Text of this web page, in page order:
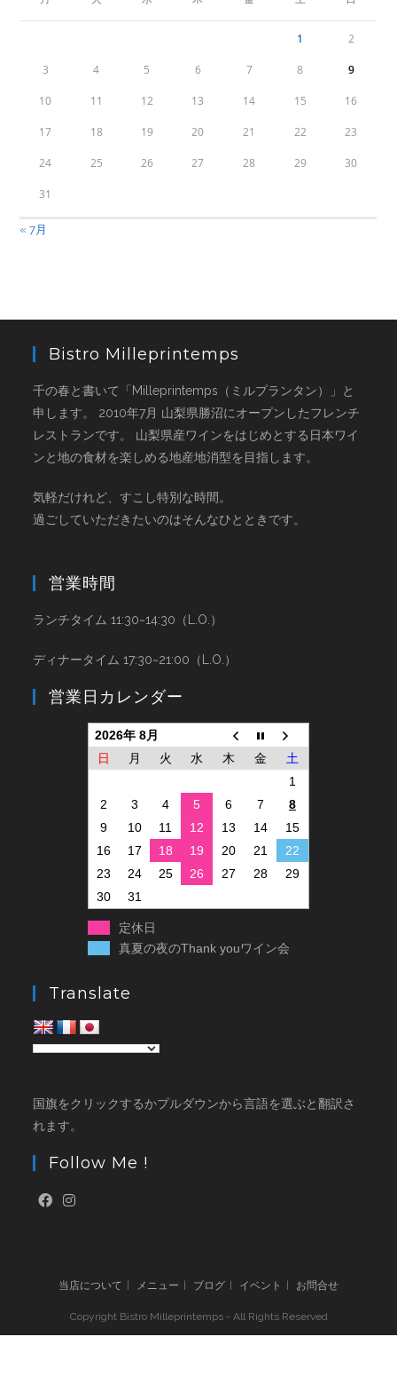
1 2
3 4 5 6 7 8 9
10 11 12 13 14 15 16
17 18 19 20 21 22 23
24 25 26 27 28 29 30
31
« 7月
Bistro Milleprintemps
千の春と書いて「Milleprintemps（ミルプランタン）」と
申します。 2010年7月 山梨県勝沼にオープンしたフレンチ
レストランです。 山梨県産ワインをはじめとする日本ワイ
ンと地の食材を楽しめる地産地消型を目指します。
気軽だけれど、すこし特別な時間。
過ごしていただきたいのはそんなひとときです。
営業時間
ランチタイム 11:30~14:30（L.O.）
ディナータイム 17:30~21:00（L.O.）
営業日カレンダー
2026年 8月
日
月 火 水 木 金
土
1
2
3 4 5 6 7
8
9
10 11 12 13 14
15
16
17 18 19 20 21
22
23
24 25 26 27 28
29
30
31
定休日
真夏の夜のThank youワイン会
Translate
国旗をクリックするかプルダウンから言語を選ぶと翻訳さ
れます。
Follow Me !
当店について メニュー ブログ イベント お問合せ
Copyright Bistro Milleprintemps - All Rights Reserved